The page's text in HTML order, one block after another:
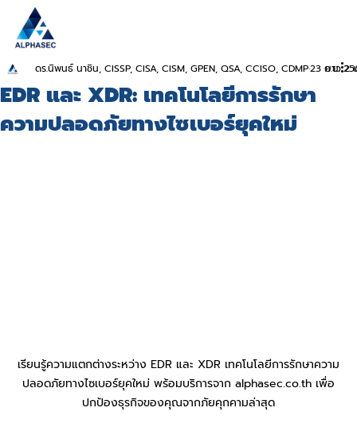
EDR และ XDR: เทคโนโลยีการรักษา
ความปลอดภัยทางไซเบอร์ยุคใหม่
ดร.นิพนธ์ นาชิน, CISSP, CISA, CISM, GPEN, QSA, CCISO, CDMP23 ก.ย.
ยาว 2
เรียนรู้ความแตกต่างระหว่าง EDR และ XDR เทคโนโลยีการรักษาความ
ปลอดภัยทางไซเบอร์ยุคใหม่ พร้อมบริการจาก alphasec.co.th เพื่อ
ปกป้องธุรกิจของคุณจากภัยคุกคามล่าสุด